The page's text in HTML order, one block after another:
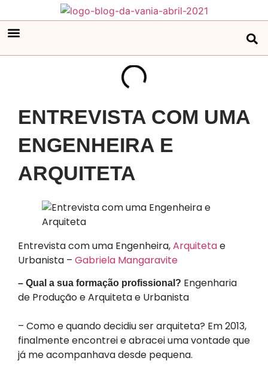
ENTREVISTA COM UMA
ENGENHEIRA E
ARQUITETA
​Entrevista com uma Engenheira,Arquitetae
Urbanista – Gabriela Mangaravite
– Qual a sua formação profissional? Engenharia
de Produção e Arquiteta e Urbanista
– Como e quando decidiu ser arquiteta? Em 2013,
finalmente encontrei e abracei uma vontade que
já me acompanhava desde pequena.